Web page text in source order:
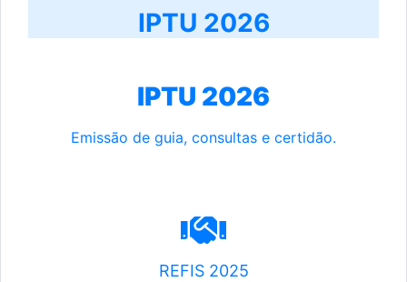
IPTU 2026
IPTU 2026
Emissão de guia, consultas e certidão.
REFIS 2025